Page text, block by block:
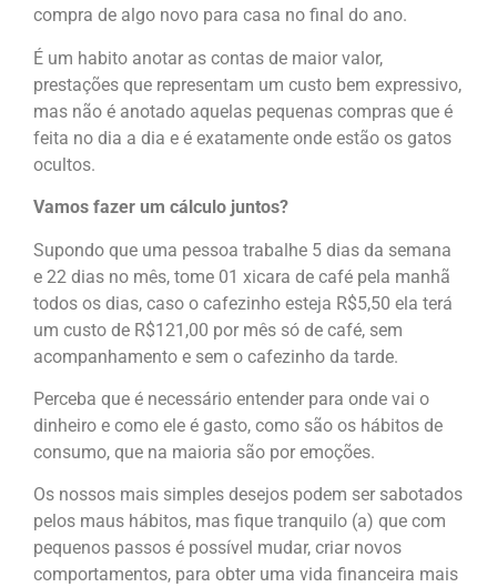
compra de algo novo para casa no final do ano.
É um habito anotar as contas de maior valor,
prestações que representam um custo bem expressivo,
mas não é anotado aquelas pequenas compras que é
feita no dia a dia e é exatamente onde estão os gatos
ocultos.
Vamos fazer um cálculo juntos?
Supondo que uma pessoa trabalhe 5 dias da semana
e 22 dias no mês, tome 01 xicara de café pela manhã
todos os dias, caso o cafezinho esteja R$5,50 ela terá
um custo de R$121,00 por mês só de café, sem
acompanhamento e sem o cafezinho da tarde.
Perceba que é necessário entender para onde vai o
dinheiro e como ele é gasto, como são os hábitos de
consumo, que na maioria são por emoções.
Os nossos mais simples desejos podem ser sabotados
pelos maus hábitos, mas fique tranquilo (a) que com
pequenos passos é possível mudar, criar novos
comportamentos, para obter uma vida financeira mais